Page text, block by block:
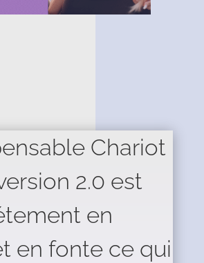
Chariot
2.0 est
en
en fonte ce qui